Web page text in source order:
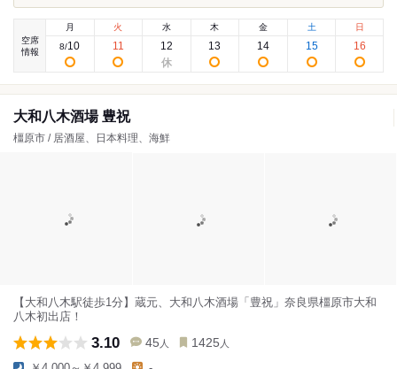
空席
情報
月
8/10
火
11
水
12
木
13
金
14
土
15
日
16
大和八木酒場 豊祝
橿原市 / 居酒屋、日本料理、海鮮
【大和八木駅徒歩1分】蔵元、大和八木酒場「豊祝」奈良県橿原市大和
八木初出店！
3.10 45 人 1425 人